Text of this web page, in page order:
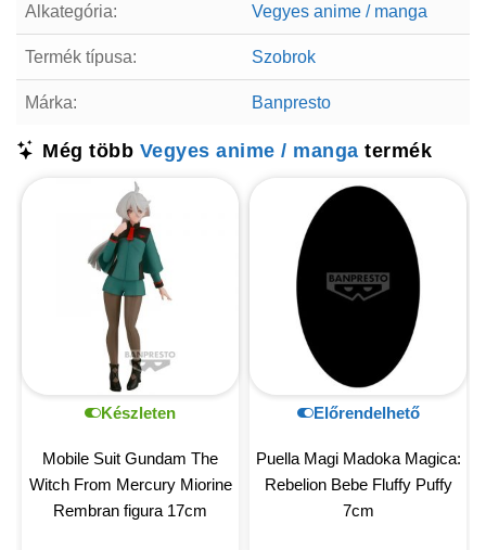
Alkategória: Vegyes anime / manga
Termék típusa: Szobrok
Márka: Banpresto
Még több Vegyes anime / manga termék
Készleten
Mobile Suit Gundam The
Witch From Mercury Miorine
Rembran figura 17cm
Előrendelhető
Puella Magi Madoka Magica:
Rebelion Bebe Fluffy Puffy
7cm